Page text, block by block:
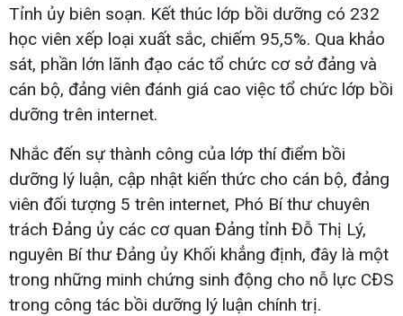
Tỉnh ủy biên soạn. Kết thúc lớp bồi dưỡng có 232
học viên xếp loại xuất sắc, chiếm 95,5%. Qua khảo
sát, phần lớn lãnh đạo các tổ chức cơ sở đảng và
cán bộ, đảng viên đánh giá cao việc tổ chức lớp bồi
dưỡng trên internet.
Nhắc đến sự thành công của lớp thí điểm bồi
dưỡng lý luận, cập nhật kiến thức cho cán bộ, đảng
viên đối tượng 5 trên internet, Phó Bí thư chuyên
trách Đảng ủy các cơ quan Đảng tỉnh Đỗ Thị Lý,
nguyên Bí thư Đảng ủy Khối khẳng định, đây là một
trong những minh chứng sinh động cho nỗ lực CĐS
trong công tác bồi dưỡng lý luận chính trị.